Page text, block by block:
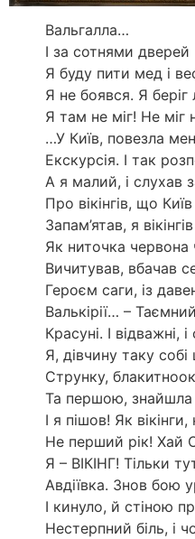
Вальгалла…
І за сотнями дверей
Я буду пити мед і
Я не боявся. Я
Я там не міг! Не міг
…У Київ, повезла
Екскурсія. І так
А я малий, і слухав
Про вікінгів, що
Запам’ятав, я
Як ниточка червона
Вичитував, вбачав
Героєм саги, із
Валькірії… –
Красуні. І відважні, і
Я, дівчину таку
Струнку,
Та першою, знайшла
І я пішов! Як
Не перший рік! Хай
Я – ВІКІНГ! Тільки
Авдіївка. Знов бою
І кинуло, й стіною
Нестерпний біль, і